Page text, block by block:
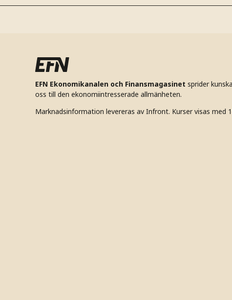
EFN Ekonomikanalen och Finansmagasinet sprider
oss till den ekonomiintresserade allmänheten.
Marknadsinformation levereras av Infront. Kurser visas med